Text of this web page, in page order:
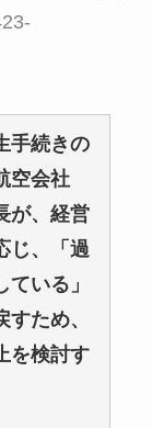
手続きの
空会社
が、経営
じ、「過
いる」
ため、
を検討す